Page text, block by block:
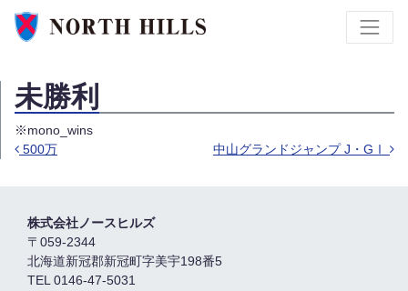
未勝利
※mono_wins
500万 中山グランドジャンプ J・GⅠ
株式会社ノースヒルズ
〒059-2344
北海道新冠郡新冠町字美宇198番5
TEL 0146-47-5031